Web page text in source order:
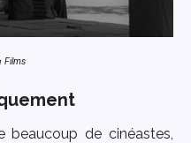
Films
beaucoup de cinéastes,